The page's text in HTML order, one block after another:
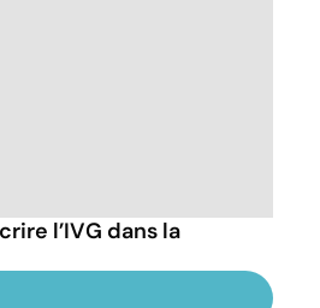
l’IVG dans la